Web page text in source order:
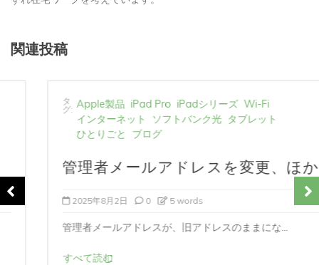
関連投稿
Apple製品 iPad Pro iPadシリーズ
インターネット ソフトバンク光
タブレット
ひとりごと
ブログ
管理者メールアドレスを変更、ほか
2025年8月2日 5 words
管理者メールアドレスが、旧アドレスのままにな...
すべて読む